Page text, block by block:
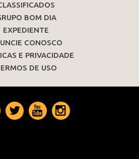
BOM DIA
EXPEDIENTE
CONOSCO
E PRIVACIDADE
DE USO